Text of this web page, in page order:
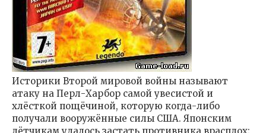
Историки Второй мировой войны называют
атаку на Перл-Харбор самой увесистой и
хлёсткой пощёчиной, которую когда-либо
получали вооружённые силы США. Японским